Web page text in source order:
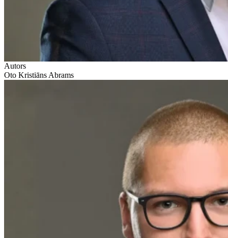
Autors
Oto Kristiāns Abrams